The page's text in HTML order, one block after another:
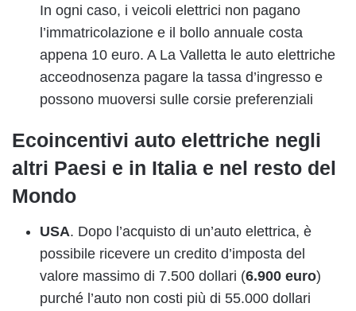
In ogni caso, i veicoli elettrici non pagano
l’immatricolazione e il bollo annuale costa
appena 10 euro. A La Valletta le auto elettriche
acceodnosenza pagare la tassa d’ingresso e
possono muoversi sulle corsie preferenziali
Ecoincentivi auto elettriche negli
altri Paesi e in Italia e nel resto del
Mondo
USA. Dopo l’acquisto di un’auto elettrica, è
possibile ricevere un credito d’imposta del
valore massimo di 7.500 dollari (6.900 euro)
purché l’auto non costi più di 55.000 dollari